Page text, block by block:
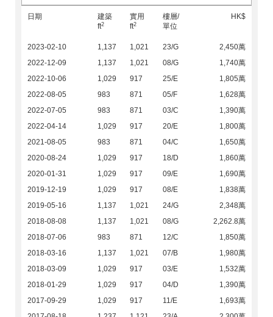
日期
建築
ft2
實用
ft2
樓層/
單位
HK$
2023-02-10 1,137 1,021 23/G
2,450萬
2022-12-09
1,137 1,021 08/G
1,740萬
2022-10-06
1,029 917 25/E
1,805萬
2022-08-05
983 871 05/F
1,628萬
2022-07-05
983 871 03/C
1,390萬
2022-04-14
1,029 917 20/E
1,800萬
2021-08-05
983 871 04/C
1,650萬
2020-08-24
1,029 917 18/D
1,860萬
2020-01-31
1,029 917 09/E
1,690萬
2019-12-19
1,029 917 08/E
1,838萬
2019-05-16
1,137 1,021 24/G
2,348萬
2018-08-08
1,137 1,021 08/G
2,262.8萬
2018-07-06
983 871 12/C
1,850萬
2018-03-16
1,137 1,021 07/B
1,980萬
2018-03-09
1,029 917 03/E
1,532萬
2018-01-29
1,029 917 04/D
1,390萬
2017-09-29
1,029 917 11/E
1,693萬